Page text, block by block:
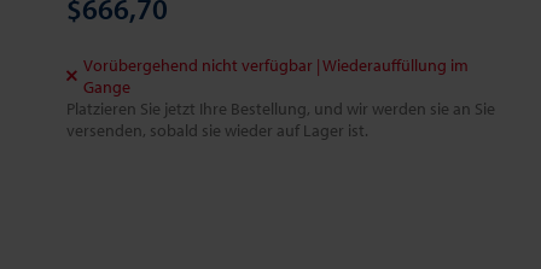
$666,70
Vorübergehend nicht verfügbar | Wiederauffüllung im
Gange
Platzieren Sie jetzt Ihre Bestellung, und wir werden sie an Sie
versenden, sobald sie wieder auf Lager ist.